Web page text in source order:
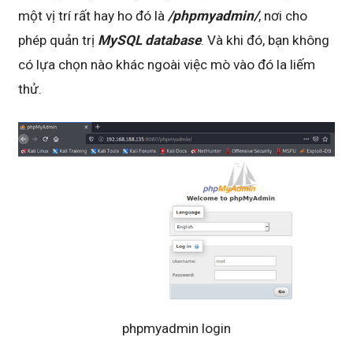
một vị trí rất hay ho đó là /phpmyadmin/, nơi cho
phép quản trị MySQL database. Và khi đó, bạn không
có lựa chọn nào khác ngoài việc mò vào đó la liếm
thử.
phpmyadmin login